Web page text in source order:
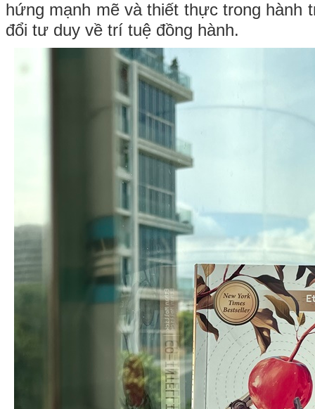
hứng mạnh mẽ và thiết thực trong hành
đổi tư duy về trí tuệ đồng hành.